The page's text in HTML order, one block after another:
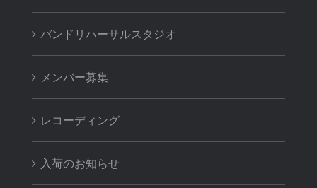
バンドリハーサルスタジオ
メンバー募集
レコーディング
入荷のお知らせ